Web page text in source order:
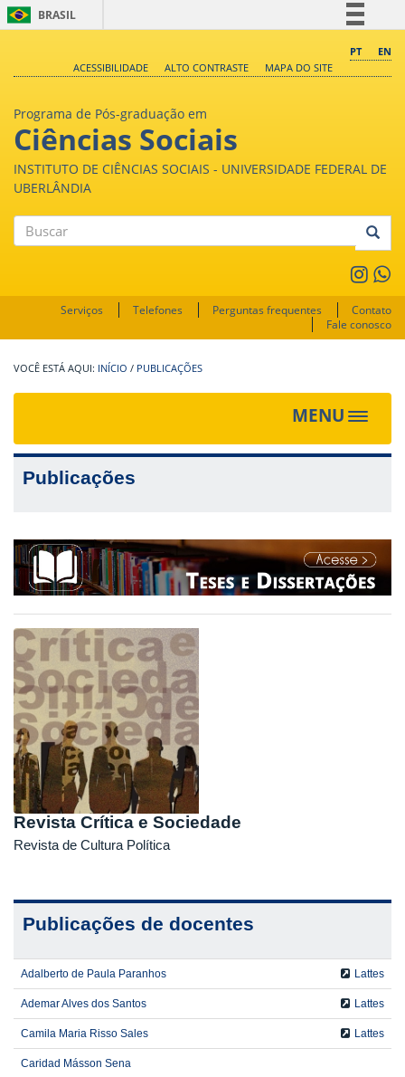
BRASIL
Comunica BR
PT
EN
ACESSIBILIDADE
ALTO CONTRASTE MAPA DO SITE
Programa de Pós-graduação em
Ciências Sociais
INSTITUTO DE CIÊNCIAS SOCIAIS - UNIVERSIDADE FEDERAL DE
UBERLÂNDIA
Serviços Telefones Perguntas frequentes
Contato
Fale conosco
INÍCIO / PUBLICAÇÕES
MENU
Toggle
Publicações
Revista Crítica e Sociedade
Revista de Cultura Política
Publicações de docentes
Adalberto de Paula Paranhos Lattes
Ademar Alves dos Santos Lattes
Camila Maria Risso Sales Lattes
Caridad Másson Sena